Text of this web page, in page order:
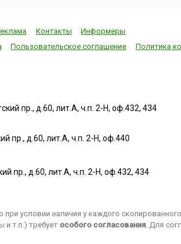
Контакты
Информеры
Пользовательское соглашение Политика
пр., д.60, лит.А, ч.п. 2-Н, оф.432, 434
пр., д.60, лит.А, ч.п. 2-Н, оф.440
пр., д.60, лит.А, ч.п. 2-Н, оф.432, 434
условии наличия у каждого
и т.п.) требует особого согласования. Для